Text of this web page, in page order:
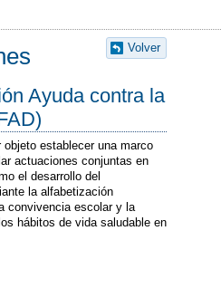
Volver
Ayuda contra la
objeto establecer una marco
actuaciones conjuntas en
el desarrollo del
la alfabetización
convivencia escolar y la
hábitos de vida saludable en